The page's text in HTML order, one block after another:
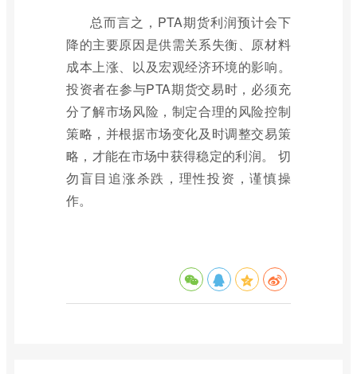
总而言之，PTA期货利润预计会下
降的主要原因是供需关系失衡、原材料
成本上涨、以及宏观经济环境的影响。
投资者在参与PTA期货交易时，必须充
分了解市场风险，制定合理的风险控制
策略，并根据市场变化及时调整交易策
略，才能在市场中获得稳定的利润。 切
勿盲目追涨杀跌，理性投资，谨慎操
作。